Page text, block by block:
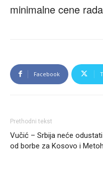
minimalne cene
Facebook
Prethodni tekst
Vučić – Srbija neće odustati
od borbe za Kosovo i